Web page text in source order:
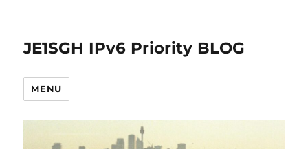
JE1SGH IPv6 Priority BLOG
MENU